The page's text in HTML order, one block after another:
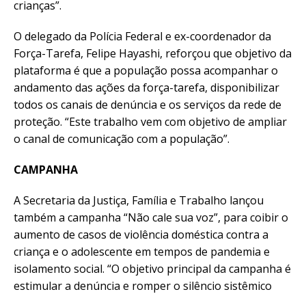
crianças”.
O delegado da Polícia Federal e ex-coordenador da
Força-Tarefa, Felipe Hayashi, reforçou que objetivo da
plataforma é que a população possa acompanhar o
andamento das ações da força-tarefa, disponibilizar
todos os canais de denúncia e os serviços da rede de
proteção. “Este trabalho vem com objetivo de ampliar
o canal de comunicação com a população”.
CAMPANHA
A Secretaria da Justiça, Família e Trabalho lançou
também a campanha “Não cale sua voz”, para coibir o
aumento de casos de violência doméstica contra a
criança e o adolescente em tempos de pandemia e
isolamento social. “O objetivo principal da campanha é
estimular a denúncia e romper o silêncio sistêmico